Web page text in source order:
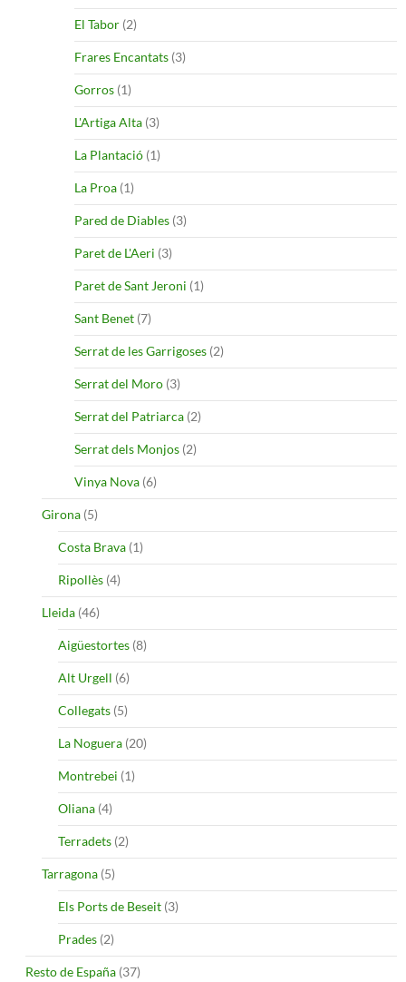
El Tabor (2)
Frares Encantats (3)
Gorros (1)
L'Artiga Alta (3)
La Plantació (1)
La Proa (1)
Pared de Diables (3)
Paret de L'Aeri (3)
Paret de Sant Jeroni (1)
Sant Benet (7)
Serrat de les Garrigoses (2)
Serrat del Moro (3)
Serrat del Patriarca (2)
Serrat dels Monjos (2)
Vinya Nova (6)
Girona (5)
Costa Brava (1)
Ripollès (4)
Lleida (46)
Aigüestortes (8)
Alt Urgell (6)
Collegats (5)
La Noguera (20)
Montrebei (1)
Oliana (4)
Terradets (2)
Tarragona (5)
Els Ports de Beseit (3)
Prades (2)
Resto de España (37)